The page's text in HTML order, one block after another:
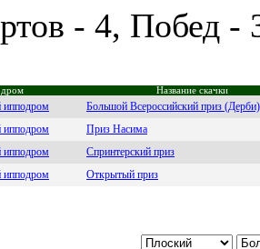
- 4, Побед
Название скачки
ипподpом
Большой Всероссийский приз (Дерби)
ипподром
Приз Насима
иппoдpoм
Спринтерский приз
иппoдpoм Открытый приз